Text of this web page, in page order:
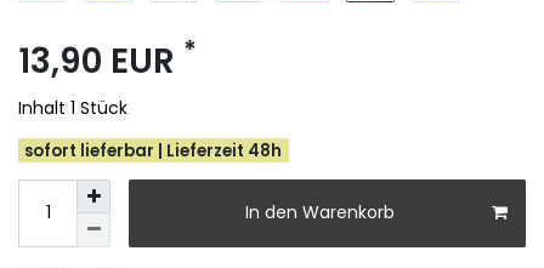
13,90 EUR *
Inhalt 1 Stück
sofort lieferbar | Lieferzeit 48h
In den Warenkorb